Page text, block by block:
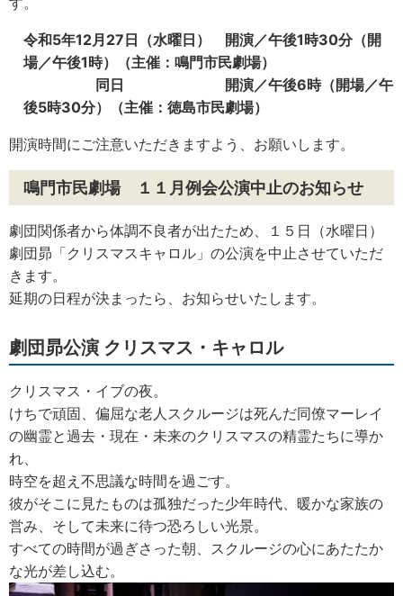
令和5年12月27日（水曜日） 開演／午後1時30分（開
場／午後1時）（主催：鳴門市民劇場）
同日 開演／午後6時（開場／午
後5時30分）（主催：徳島市民劇場）
開演時間にご注意いただきますよう、お願いします。
鳴門市民劇場 １１月例会公演中止のお知らせ
劇団関係者から体調不良者が出たため、１５日（水曜日）
劇団昴「クリスマスキャロル」の公演を中止させていただ
きます。
延期の日程が決まったら、お知らせいたします。
劇団昴公演 クリスマス・キャロル
クリスマス・イブの夜。
けちで頑固、偏屈な老人スクルージは死んだ同僚マーレイ
の幽霊と過去・現在・未来のクリスマスの精霊たちに導か
れ、
時空を超え不思議な時間を過ごす。
彼がそこに見たものは孤独だった少年時代、暖かな家族の
営み、そして未来に待つ恐ろしい光景。
すべての時間が過ぎさった朝、スクルージの心にあたたか
な光が差し込む。